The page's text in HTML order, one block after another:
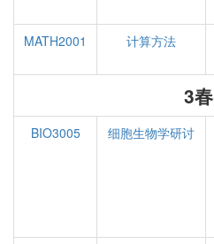
MATH2001 计算方法
3春
BIO3005 细胞生物学研讨